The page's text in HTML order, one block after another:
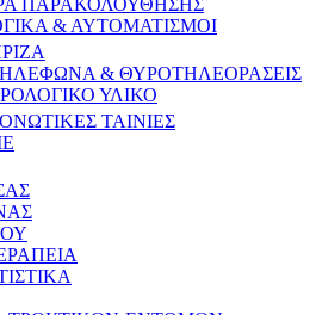
ΠΑΡΑΚΟΛΟΥΘΗΣΗΣ
& ΑΥΤΟΜΑΤΙΣΜΟΙ
& ΘΥΡΟΤΗΛΕΟΡΑΣΕΙΣ
ΥΛΙΚΟ
ΤΑΙΝΙΕΣ